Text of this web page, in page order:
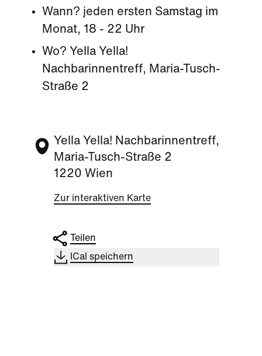
Yella Yella! Nachbarinnentreff,
Maria-Tusch-Straße 2
1220 Wien
Zur interaktiven Karte
Teilen
ICal speichern
Wann? jeden ersten Samstag im
Monat, 18 - 22 Uhr
Wo? Yella Yella!
Nachbarinnentreff, Maria-Tusch-
Straße 2